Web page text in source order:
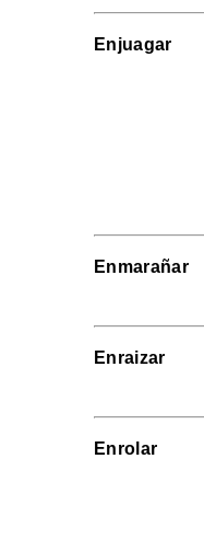
Enjuagar
Enmarañar
Enraizar
Enrolar